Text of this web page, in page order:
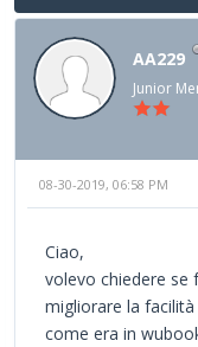
AA229
Junior
08-30-2019, 06:58 PM
Ciao,
volevo chiedere se
migliorare la facilità
come era in